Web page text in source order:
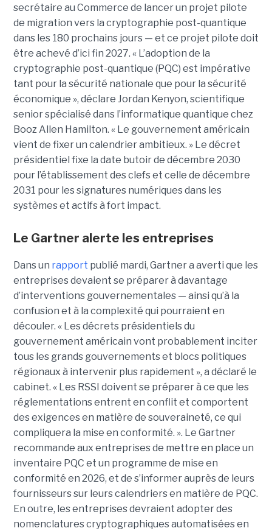
secrétaire au Commerce de lancer un projet pilote
de migration vers la cryptographie post-quantique
dans les 180 prochains jours — et ce projet pilote doit
être achevé d’ici fin 2027. « L’adoption de la
cryptographie post-quantique (PQC) est impérative
tant pour la sécurité nationale que pour la sécurité
économique », déclare Jordan Kenyon, scientifique
senior spécialisé dans l’informatique quantique chez
Booz Allen Hamilton. « Le gouvernement américain
vient de fixer un calendrier ambitieux. » Le décret
présidentiel fixe la date butoir de décembre 2030
pour l’établissement des clefs et celle de décembre
2031 pour les signatures numériques dans les
systèmes et actifs à fort impact.
Le Gartner alerte les entreprises
Dans un rapport publié mardi, Gartner a averti que les
entreprises devaient se préparer à davantage
d’interventions gouvernementales — ainsi qu’à la
confusion et à la complexité qui pourraient en
découler. « Les décrets présidentiels du
gouvernement américain vont probablement inciter
tous les grands gouvernements et blocs politiques
régionaux à intervenir plus rapidement », a déclaré le
cabinet. « Les RSSI doivent se préparer à ce que les
réglementations entrent en conflit et comportent
des exigences en matière de souveraineté, ce qui
compliquera la mise en conformité. ». Le Gartner
recommande aux entreprises de mettre en place un
inventaire PQC et un programme de mise en
conformité en 2026, et de s’informer auprès de leurs
fournisseurs sur leurs calendriers en matière de PQC.
En outre, les entreprises devraient adopter des
nomenclatures cryptographiques automatisées en